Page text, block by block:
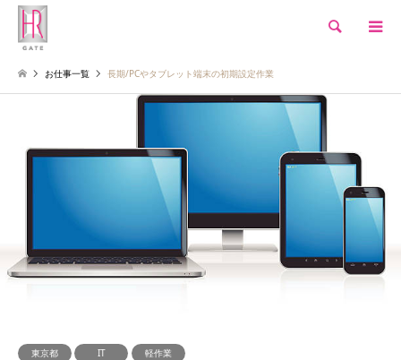
検索
お仕事一覧 長期/PCやタブレット端末の初期設定作業
東京都 IT 軽作業